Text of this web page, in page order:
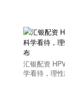
汇银配资
学看待，理